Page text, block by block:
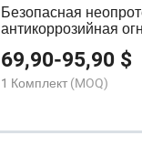
Безопасная
антикоррозийная
экологически
для квартир с
индивидуальной
69,90-95,90 $
1 Комплект (MOQ)